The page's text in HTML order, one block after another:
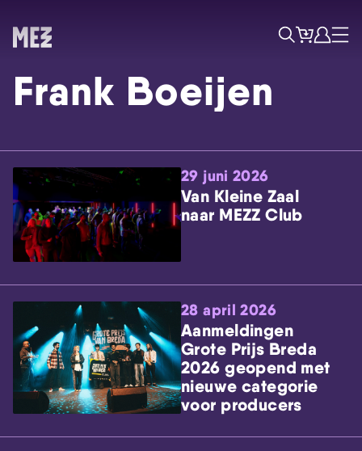
Skip navigatie
ZoekTicketsAccount
Menu
Frank Boeijen
29 juni 2026
Van Kleine Zaal
naar MEZZ Club
28 april 2026
Aanmeldingen
Grote Prijs Breda
2026 geopend met
nieuwe categorie
voor producers